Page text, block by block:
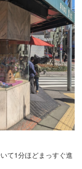
て1分ほどまっすぐ進